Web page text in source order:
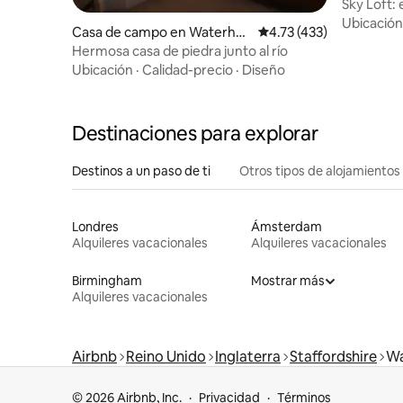
Casa de campo en Waterho
uses
Calificación promedio:
4.73 (433)
Hermosa casa de piedra junto al río
Ubicación · Calidad-precio · Diseño
Sky Loft:
Ubicación
Destinaciones para explorar
Destinos a un paso de ti Otros tipos de alojamientos
Londres
Alquileres vacacionales
Ámsterdam
Alquileres vacacionales
Birmingham
Alquileres vacacionales
Mostrar más
Airbnb Reino Unido Inglaterra Staffordshire
© 2026 Airbnb, Inc. Privacidad Términos